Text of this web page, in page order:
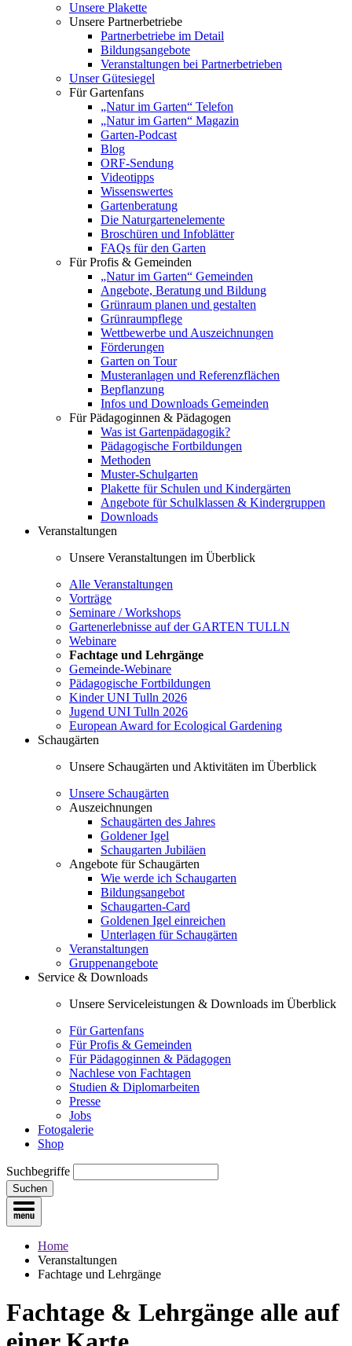
Unsere Plakette
Unsere Partnerbetriebe
Partnerbetriebe im Detail
Bildungsangebote
Veranstaltungen bei Partnerbetrieben
Unser Gütesiegel
Für Gartenfans
„Natur im Garten“ Telefon
„Natur im Garten“ Magazin
Garten-Podcast
Blog
ORF-Sendung
Videotipps
Wissenswertes
Gartenberatung
Die Naturgartenelemente
Broschüren und Infoblätter
FAQs für den Garten
Für Profis & Gemeinden
„Natur im Garten“ Gemeinden
Angebote, Beratung und Bildung
Grünraum planen und gestalten
Grünraumpflege
Wettbewerbe und Auszeichnungen
Förderungen
Garten on Tour
Musteranlagen und Referenzflächen
Bepflanzung
Infos und Downloads Gemeinden
Für Pädagoginnen & Pädagogen
Was ist Gartenpädagogik?
Pädagogische Fortbildungen
Methoden
Muster-Schulgarten
Plakette für Schulen und Kindergärten
Angebote für Schulklassen & Kindergruppen
Downloads
Veranstaltungen
Unsere Veranstaltungen im Überblick
Alle Veranstaltungen
Vorträge
Seminare / Workshops
Gartenerlebnisse auf der GARTEN TULLN
Webinare
Fachtage und Lehrgänge
Gemeinde-Webinare
Pädagogische Fortbildungen
Kinder UNI Tulln 2026
Jugend UNI Tulln 2026
European Award for Ecological Gardening
Schaugärten
Unsere Schaugärten und Aktivitäten im Überblick
Unsere Schaugärten
Auszeichnungen
Schaugärten des Jahres
Goldener Igel
Schaugarten Jubiläen
Angebote für Schaugärten
Wie werde ich Schaugarten
Bildungsangebot
Schaugarten-Card
Goldenen Igel einreichen
Unterlagen für Schaugärten
Veranstaltungen
Gruppenangebote
Service & Downloads
Unsere Serviceleistungen & Downloads im Überblick
Für Gartenfans
Für Profis & Gemeinden
Für Pädagoginnen & Pädagogen
Nachlese von Fachtagen
Studien & Diplomarbeiten
Presse
Jobs
Fotogalerie
Shop
Suchbegriffe
Suchen
Home
Veranstaltungen
Fachtage und Lehrgänge
Fachtage & Lehrgänge alle auf